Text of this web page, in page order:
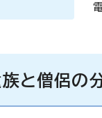
と僧侶の